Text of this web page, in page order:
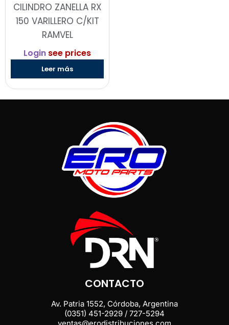
CILINDRO ZANELLA RX
150 VARILLERO C/KIT
RAMVEL
Login see prices
Leer más
CONTACTO
Av. Patria 1552, Córdoba, Argentina
(0351) 451-2929 / 727-5294
ventas@erodistribuciones.com